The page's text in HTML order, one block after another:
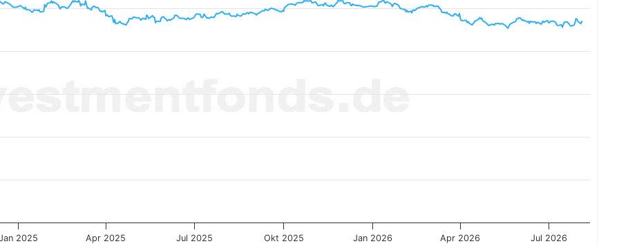
to 53.79.
2025 Jul 2025 Jan 2026 Jul 2026
Apr 2025 Okt 2025 Apr 2026